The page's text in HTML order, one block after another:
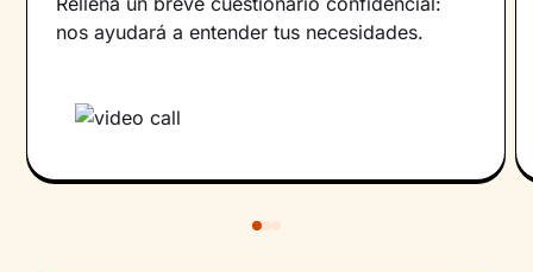
nos ayudará a entender tus necesidades.